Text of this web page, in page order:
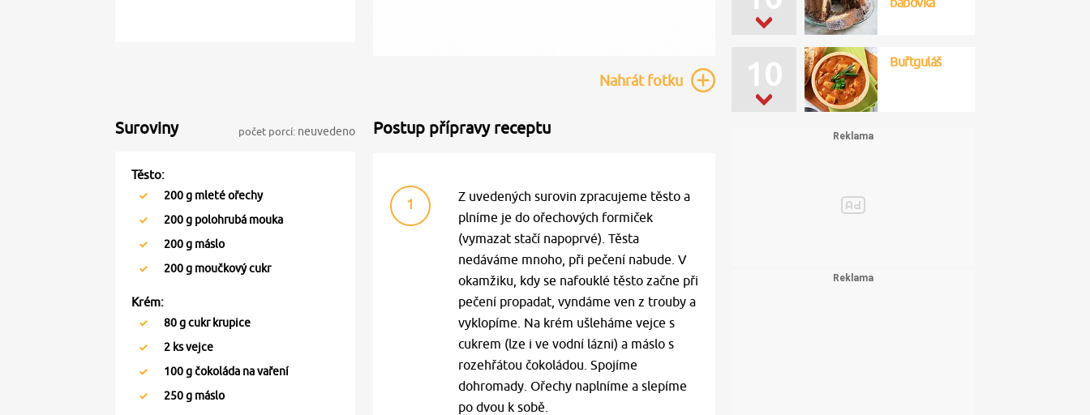
Nahrátfotku
Suroviny počet porcí: neuvedeno
Těsto:
200g mleté ořechy
200g polohrubá mouka
200g máslo
200g moučkový cukr
Krém:
80g cukr krupice
2 ks vejce
100g čokoláda na vaření
250g máslo
Postup přípravy receptu
1
Z uvedených surovin zpracujeme těsto a
plníme je do ořechových formiček
(vymazat stačí napoprvé). Těsta
nedáváme mnoho, při pečení nabude. V
okamžiku, kdy se nafouklé těsto začne při
pečení propadat, vyndáme ven z trouby a
vyklopíme. Na krém ušleháme vejce s
cukrem (lze i ve vodní lázni) a máslo s
rozehřátou čokoládou. Spojíme
dohromady. Ořechy naplníme a slepíme
po dvou k sobě.
10 Buřtguláš